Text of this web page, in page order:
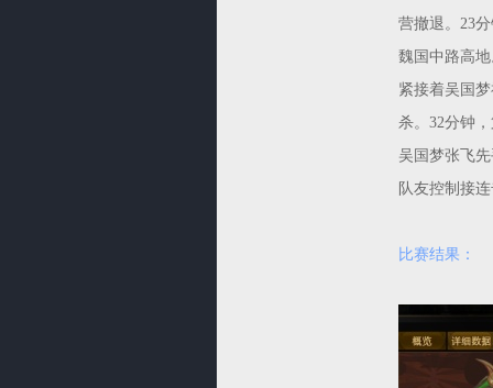
营撤退。23
魏国中路高
紧接着吴国
杀。32分钟
吴国梦张飞
队友控制接
比赛结果：